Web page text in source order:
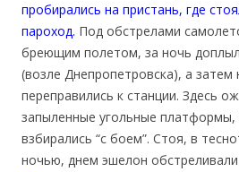
пробирались на пристань, где
пароход. Под обстрелами
бреющим полетом, за ночь
(возле Днепропетровска), а затем
переправились к станции. Здесь
запыленные угольные платформы,
взбирались “с боем”. Стоя, в
ночью, днем эшелон